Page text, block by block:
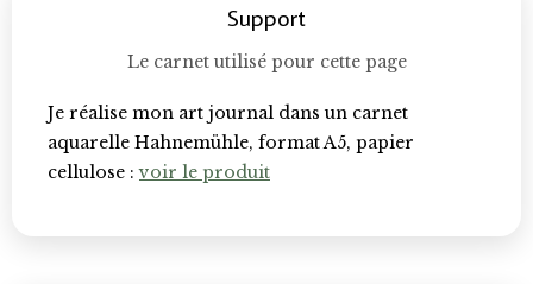
Support
Le carnet utilisé pour cette page
Je réalise mon art journal dans un carnet
aquarelle Hahnemühle, format A5, papier
cellulose :voir le produit